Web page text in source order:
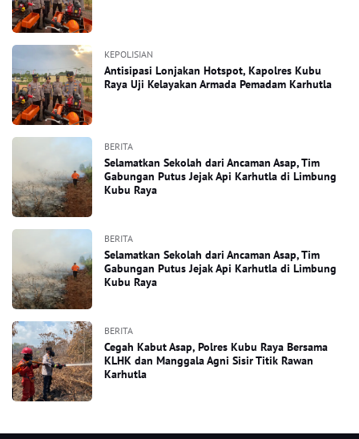
KEPOLISIAN
Antisipasi Lonjakan Hotspot, Kapolres Kubu
Raya Uji Kelayakan Armada Pemadam Karhutla
BERITA
Selamatkan Sekolah dari Ancaman Asap, Tim
Gabungan Putus Jejak Api Karhutla di Limbung
Kubu Raya
BERITA
Selamatkan Sekolah dari Ancaman Asap, Tim
Gabungan Putus Jejak Api Karhutla di Limbung
Kubu Raya
BERITA
Cegah Kabut Asap, Polres Kubu Raya Bersama
KLHK dan Manggala Agni Sisir Titik Rawan
Karhutla